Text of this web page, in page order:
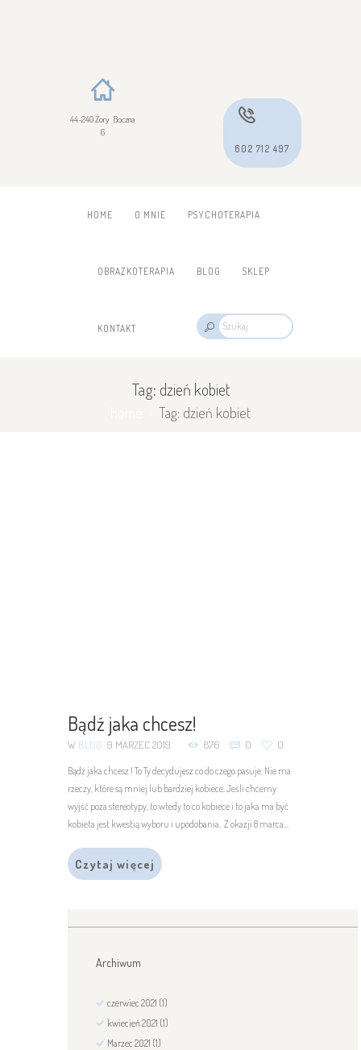
44-240 Żory Boczna
6
602 712 497
HOME O MNIE PSYCHOTERAPIA
OBRAZKOTERAPIA BLOG SKLEP
KONTAKT
Tag: dzień kobiet
Tag: dzień kobiet
Bądź jaka chcesz!
W BLOG 9 MARZEC 2019 876 0 0
Bądź jaka chcesz ! To Ty decydujesz co do czego pasuje. Nie ma
rzeczy, które są mniej lub bardziej kobiece. Jeśli chcemy
wyjść poza stereotypy, to wtedy to co kobiece i to jaka ma być
kobieta jest kwestią wyboru i upodobania. Z okazji 8 marca...
Czytaj więcej
Archiwum
czerwiec2021 (1)
kwiecień2021 (1)
Marzec2021 (1)